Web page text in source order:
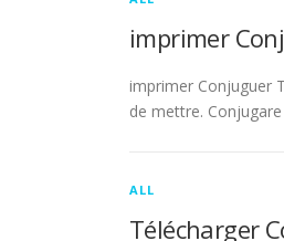
imprimer
imprimer Conjuguer
de mettre.
ALL
Télécharger